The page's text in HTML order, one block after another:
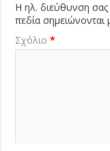
Η ηλ. διεύθυνση σας
πεδία σημειώνονται
Σχόλιο*